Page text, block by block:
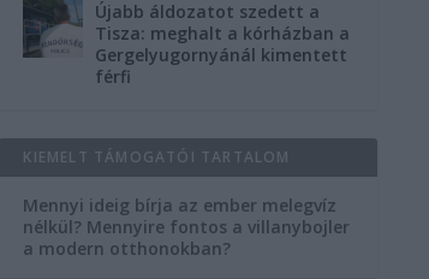
Újabb áldozatot szedett a
Tisza: meghalt a kórházban a
Gergelyugornyánál kimentett
férfi
KIEMELT TÁMOGATÓI TARTALOM
Mennyi ideig bírja az ember melegvíz
nélkül? Mennyire fontos a villanybojler
a modern otthonokban?